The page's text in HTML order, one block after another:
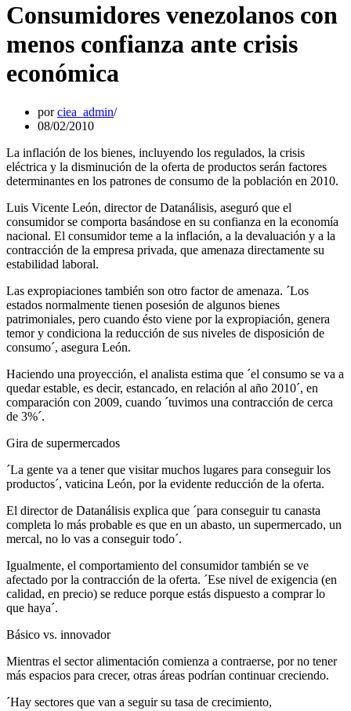
Consumidores venezolanos con
menos confianza ante crisis
económica
porciea_admin
08/02/2010
La inflación de los bienes, incluyendo los regulados, la crisis
eléctrica y la disminución de la oferta de productos serán factores
determinantes en los patrones de consumo de la población en 2010.
Luis Vicente León, director de Datanálisis, aseguró que el
consumidor se comporta basándose en su confianza en la economía
nacional. El consumidor teme a la inflación, a la devaluación y a la
contracción de la empresa privada, que amenaza directamente su
estabilidad laboral.
Las expropiaciones también son otro factor de amenaza. ´Los
estados normalmente tienen posesión de algunos bienes
patrimoniales, pero cuando ésto viene por la expropiación, genera
temor y condiciona la reducción de sus niveles de disposición de
consumo´, asegura León.
Haciendo una proyección, el analista estima que ´el consumo se va a
quedar estable, es decir, estancado, en relación al año 2010´, en
comparación con 2009, cuando ´tuvimos una contracción de cerca
de 3%´.
Gira de supermercados
´La gente va a tener que visitar muchos lugares para conseguir los
productos´, vaticina León, por la evidente reducción de la oferta.
El director de Datanálisis explica que ´para conseguir tu canasta
completa lo más probable es que en un abasto, un supermercado, un
mercal, no lo vas a conseguir todo´.
Igualmente, el comportamiento del consumidor también se ve
afectado por la contracción de la oferta. ´Ese nivel de exigencia (en
calidad, en precio) se reduce porque estás dispuesto a comprar lo
que haya´.
Básico vs. innovador
Mientras el sector alimentación comienza a contraerse, por no tener
más espacios para crecer, otras áreas podrían continuar creciendo.
´Hay sectores que van a seguir su tasa de crecimiento,